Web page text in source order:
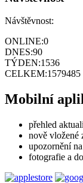
Návštěvnost:
ONLINE:0
DNES:90
TÝDEN:1536
CELKEM:1579485
Mobilní
přehled
nově vložené
upozornění
fotografie a